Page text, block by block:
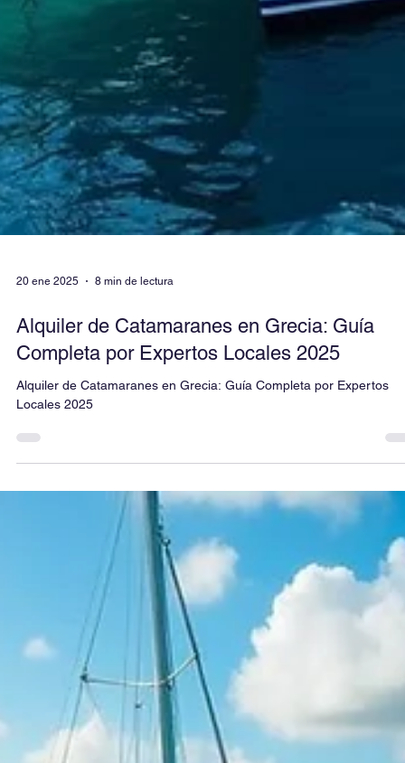
8 min de lectura
Alquiler de Catamaranes en Grecia: Guía
Completa por Expertos Locales 2025
Alquiler de Catamaranes en Grecia: Guía Completa por Expertos
Locales 2025